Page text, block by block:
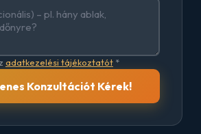
adatkezelési tájékoztatót*
Konzultációt Kérek!